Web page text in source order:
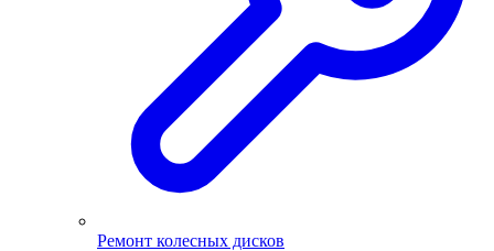
Ремонт колесных дисков